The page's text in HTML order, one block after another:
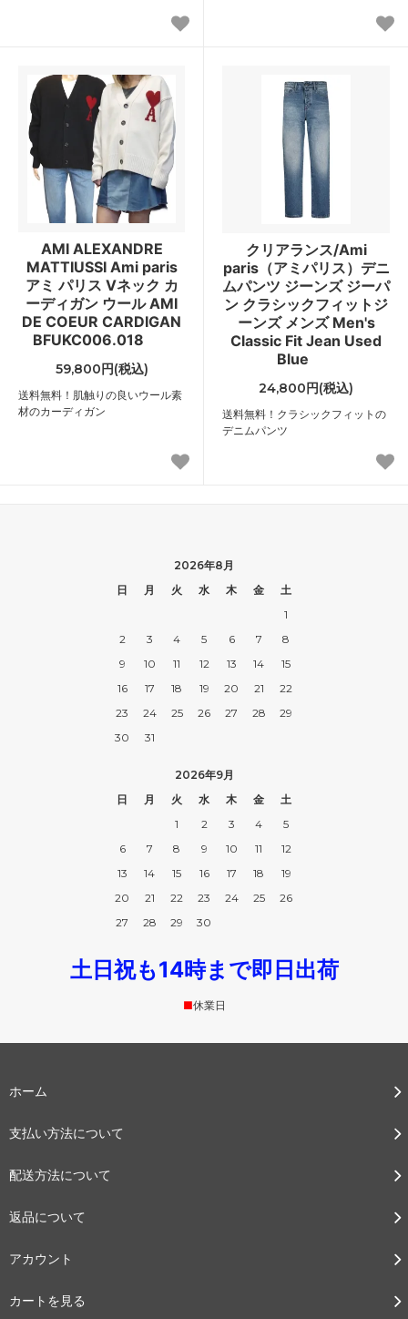
AMI ALEXANDRE
MATTIUSSI Ami paris
アミ パリス Vネック カ
ーディガン ウール AMI
DE COEUR CARDIGAN
BFUKC006.018
59,800円(税込)
送料無料！肌触りの良いウール素
材のカーディガン
クリアランス/Ami
paris（アミパリス）デニ
ムパンツ ジーンズ ジーパ
ン クラシックフィットジ
ーンズ メンズ Men's
Classic Fit Jean Used
Blue
24,800円(税込)
送料無料！クラシックフィットの
デニムパンツ
2026年8月
日
月 火 水 木 金
土
1
2
3 4 5 6 7
8
9
10 11 12 13 14
15
16
17 18 19 20 21
22
23
24 25 26 27 28
29
30
31
2026年9月
日
月 火 水 木 金
土
1
2 3 4
5
6
7 8 9 10 11
12
13
14 15 16 17 18
19
20
21 22 23 24 25
26
27
28 29 30
土日祝も14時まで即日出荷
■休業日
ホーム
支払い方法について
配送方法について
返品について
アカウント
カートを見る